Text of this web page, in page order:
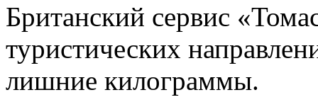
Британский сервис
туристических
лишние килограммы.